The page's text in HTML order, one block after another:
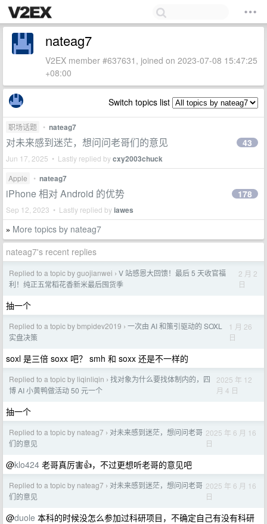
nateag7
V2EX member #637631, joined on 2023-07-08 15:47:25
+08:00
Switch topics list
职场话题 • nateag7
对未来感到迷茫，想问问老哥们的意见
Jun 17, 2025 • Lastly replied bycxy2003chuck
43
Apple • nateag7
iPhone 相对 Android 的优势
Sep 12, 2023 • Lastly replied byiawes
178
» More topics by nateag7
nateag7's recent replies
Replied to a topic by guojianwei › V 站感恩大回馈！最后 5 天收官福
利！纯正五常稻花香新米最后囤货季
2 月 2
日
抽一个
Replied to a topic by bmpidev2019 › 一次由 AI 和策引驱动的 SOXL
实盘决策
1 月 26
日
soxl 是三倍 soxx 吧？ smh 和 soxx 还是不一样的
Replied to a topic by liqinliqin › 找对象为什么要找体制内的，四
博 AI 小黄鸭做活动 50 元一个
2025 年 12
月 4 日
抽一个
Replied to a topic by nateag7 › 对未来感到迷茫，想问问老哥
们的意见
2025 年 6 月 16
日
@klo424 老哥真厉害👍，不过更想听老哥的意见吧
Replied to a topic by nateag7 › 对未来感到迷茫，想问问老哥
们的意见
2025 年 6 月 16
日
@duole 本科的时候没怎么参加过科研项目，不确定自己有没有科研